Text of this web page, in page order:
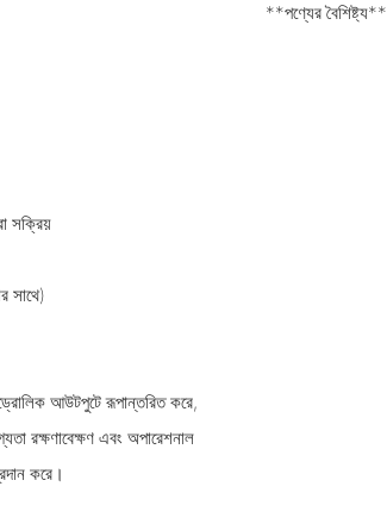
**পণ্যের বৈশিষ্ট্য**
সক্রিয়
সাথে)
আউটপুটে রূপান্তরিত করে,
রক্ষণাবেক্ষণ এবং অপারেশনাল
করে।